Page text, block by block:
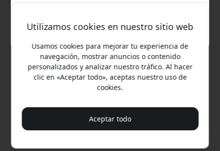
carga USB-C - Plata
computadora
Cuerpo de aluminio con
acabado premium
Incluye dongle USB-C y
En stock
y tableta - Negro
Bluetooth 5.1
Alterna entre tres
dispositivos
Carga USB-C y batería de
larga duración
En stock
Utilizamos cookies en nuestro sitio web
Usamos cookies para mejorar tu experiencia de
navegación, mostrar anuncios o contenido
personalizados y analizar nuestro tráfico. Al hacer
clic en «Aceptar todo», aceptas nuestro uso de
cookies.
Aceptar todo